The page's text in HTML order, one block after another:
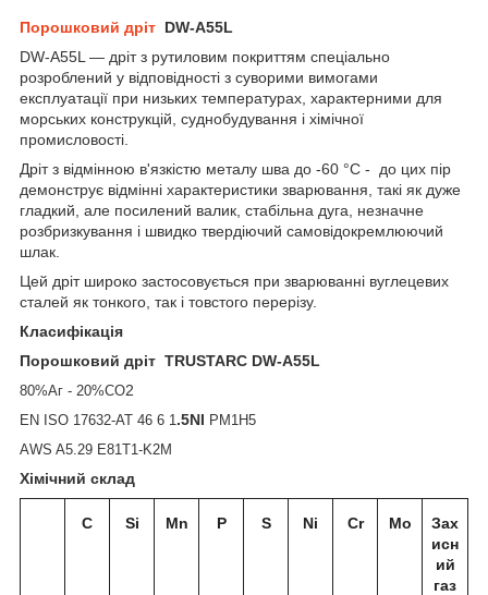
Порошковий дріт DW-A55L
DW-A55L — дріт з рутиловим покриттям спеціально
розроблений у відповідності з суворими вимогами
експлуатації при низьких температурах, характерними для
морських конструкцій, суднобудування і хімічної
промисловості.
Дріт з відмінною в'язкістю металу шва до -60 °С - до цих пір
демонструє відмінні характеристики зварювання, такі як дуже
гладкий, але посилений валик, стабільна дуга, незначне
розбризкування і швидко твердіючий самовідокремлюючий
шлак.
Цей дріт широко застосовується при зварюванні вуглецевих
сталей як тонкого, так і товстого перерізу.
Класифікація
Порошковий дріт TRUSTARC DW-A55L
80%Аг - 20%CO2
EN ISO 17632-AT 46 6 1 .5NI PM1H5
AWS A5.29 E81T1-K2M
Хімічний склад
C Si Mn P S Ni Cr Mo
Зах
исн
ий
газ